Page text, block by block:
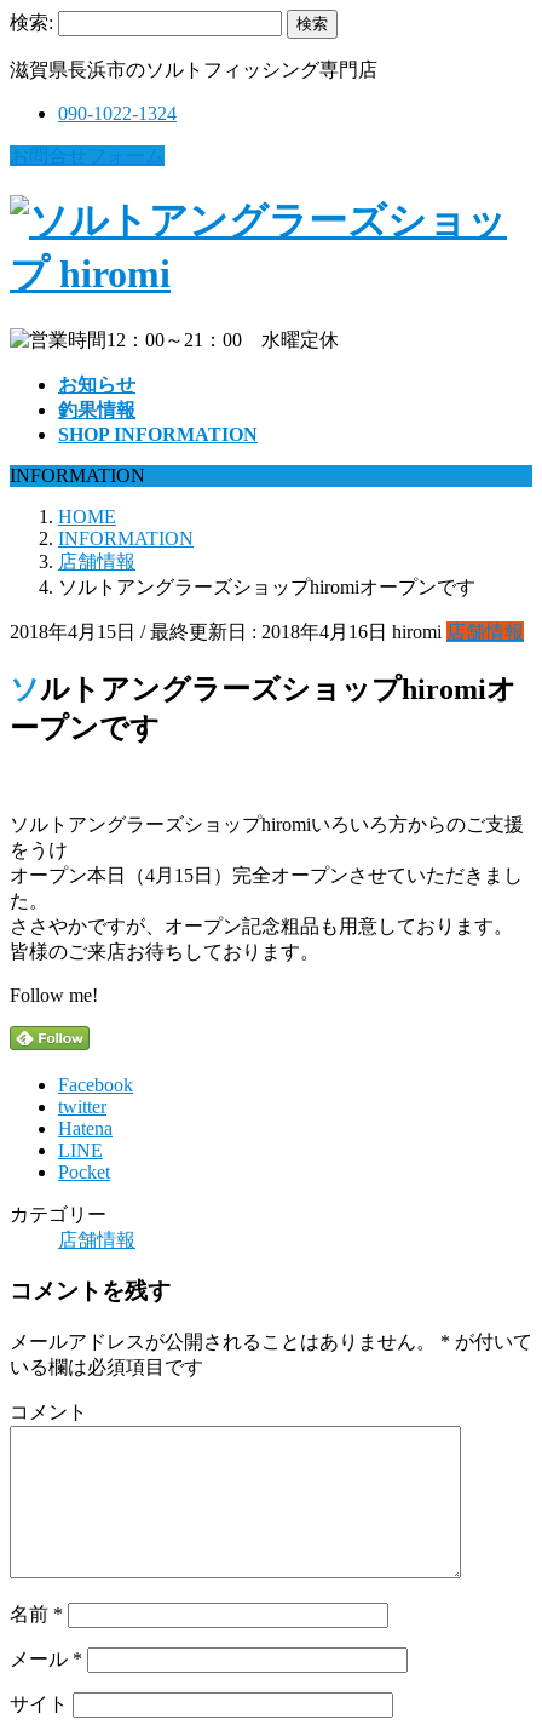
検索:
滋賀県長浜市のソルトフィッシング専門店
090-1022-1324
お知らせ
釣果情報
SHOP INFORMATION
INFORMATION
HOME
INFORMATION
店舗情報
ソルトアングラーズショップhiromiオープンです
2018年4月15日 / 最終更新日 : 2018年4月16日 hiromi 店舗情報
ソルトアングラーズショップhiromiオ
ープンです
ソルトアングラーズショップhiromiいろいろ方からのご支援
をうけ
オープン本日（4月15日）完全オープンさせていただきまし
た。
ささやかですが、オープン記念粗品も用意しております。
皆様のご来店お待ちしております。
Follow me!
Facebook
twitter
Hatena
LINE
Pocket
カテゴリー
店舗情報
コメントを残す
メールアドレスが公開されることはありません。 * が付いて
いる欄は必須項目です
コメント
名前 *
メール *
サイト